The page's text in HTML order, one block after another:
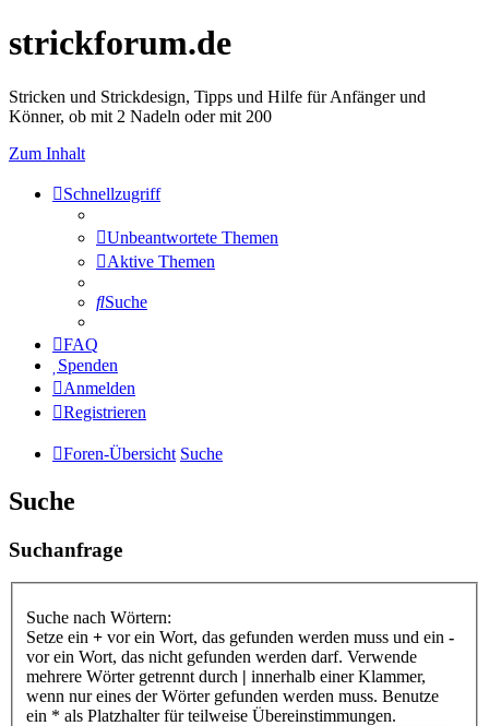
strickforum.de
Stricken und Strickdesign, Tipps und Hilfe für Anfänger und
Könner, ob mit 2 Nadeln oder mit 200
Zum Inhalt
Schnellzugriff
Unbeantwortete Themen
Aktive Themen
Suche
FAQ
Spenden
Anmelden
Registrieren
Foren-Übersicht Suche
Suche
Suchanfrage
Suche nach Wörtern:
Setze ein + vor ein Wort, das gefunden werden muss und ein -
vor ein Wort, das nicht gefunden werden darf. Verwende
mehrere Wörter getrennt durch | innerhalb einer Klammer,
wenn nur eines der Wörter gefunden werden muss. Benutze
ein * als Platzhalter für teilweise Übereinstimmungen.